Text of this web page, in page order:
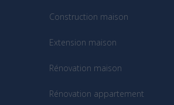
Construction maison
Extension maison
Rénovation maison
Rénovation appartement